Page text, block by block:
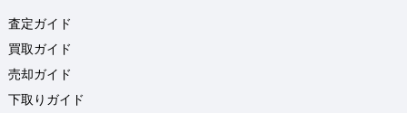
査定ガイド
買取ガイド
売却ガイド
下取りガイド